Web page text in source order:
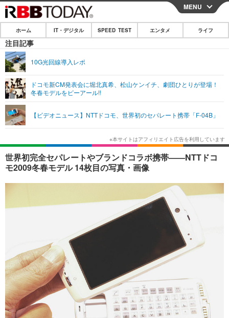
CLOSE
ホーム
IT・デジタル
ネタ
ショッピング その他
SPEED TEST
エンタメ
エンタメTOP 映画・ドラマ
韓国・芸能
音楽 スポーツ
その他
ライフ
ライフTOP グルメ
ペット ショッピング
その他
リリース一覧
プッシュ通知の停止方法
MENU
ホーム IT・デジタル SPEED TEST エンタメ ライフ
注目記事
10G光回線導入レポ
ドコモ新CM発表会に堀北真希、松山ケンイチ、劇団ひとりが登場！
冬春モデルをピーアール!!
【ビデオニュース】NTTドコモ、世界初のセパレート携帯「F-04B」
世界初完全セパレートやブランドコラボ携帯——NTTドコ
モ2009冬春モデル 14枚目の写真・画像